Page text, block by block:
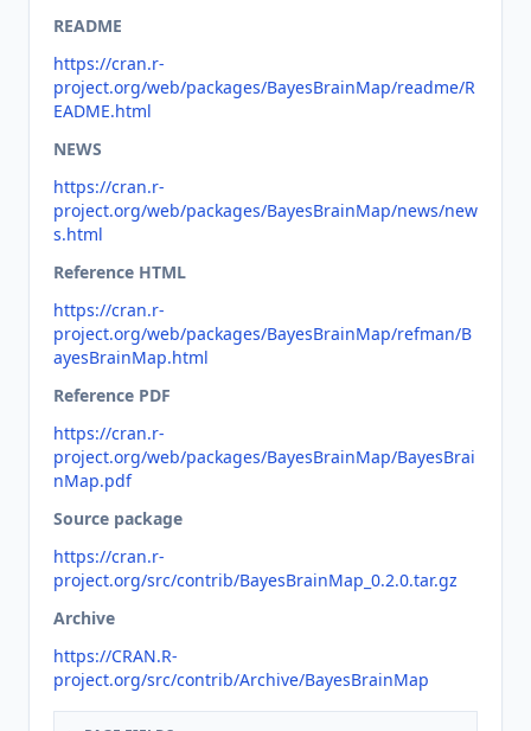
README
https://cran.r-
project.org/web/packages/BayesBrainMap/readme/R
EADME.html
NEWS
https://cran.r-
project.org/web/packages/BayesBrainMap/news/new
s.html
Reference HTML
https://cran.r-
project.org/web/packages/BayesBrainMap/refman/B
ayesBrainMap.html
Reference PDF
https://cran.r-
project.org/web/packages/BayesBrainMap/BayesBrai
nMap.pdf
Source package
https://cran.r-
project.org/src/contrib/BayesBrainMap_0.2.0.tar.gz
Archive
https://CRAN.R-
project.org/src/contrib/Archive/BayesBrainMap